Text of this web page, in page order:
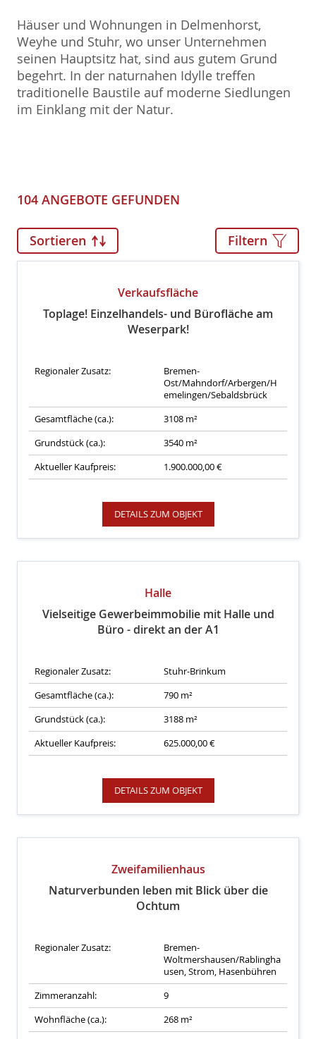
Häuser und Wohnungen in Delmenhorst,
Weyhe und Stuhr, wo unser Unternehmen
seinen Hauptsitz hat, sind aus gutem Grund
begehrt. In der naturnahen Idylle treffen
traditionelle Baustile auf moderne Siedlungen
im Einklang mit der Natur.
104 ANGEBOTE GEFUNDEN
Sortieren Filtern
Verkaufsfläche
Toplage! Einzelhandels- und Bürofläche am
Weserpark!
Regionaler Zusatz:
Bremen-
Ost/Mahndorf/Arbergen/H
emelingen/Sebaldsbrück
Gesamtfläche (ca.):
3108 m²
Grundstück (ca.):
3540 m²
Aktueller Kaufpreis:
1.900.000,00 €
DETAILS ZUM OBJEKT
Halle
Vielseitige Gewerbeimmobilie mit Halle und
Büro - direkt an der A1
Regionaler Zusatz:
Stuhr-Brinkum
Gesamtfläche (ca.):
790 m²
Grundstück (ca.):
3188 m²
Aktueller Kaufpreis:
625.000,00 €
DETAILS ZUM OBJEKT
Zweifamilienhaus
Naturverbunden leben mit Blick über die
Ochtum
Regionaler Zusatz:
Bremen-
Woltmershausen/Rablingha
usen, Strom, Hasenbühren
Zimmeranzahl:
9
Wohnfläche (ca.):
268 m²